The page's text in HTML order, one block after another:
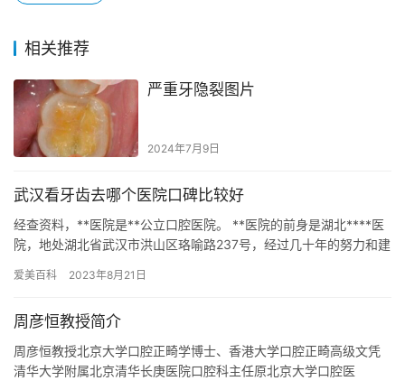
相关推荐
严重牙隐裂图片
2024年7月9日
武汉看牙齿去哪个医院口碑比较好
经查资料，**医院是**公立口腔医院。 **医院的前身是湖北****医
院，地处湖北省武汉市洪山区珞喻路237号，经过几十年的努力和建
爱美百科 2023年8月21日
周彦恒教授简介
周彦恒教授北京大学口腔正畸学博士、香港大学口腔正畸高级文凭
清华大学附属北京清华长庚医院口腔科主任原北京大学口腔医